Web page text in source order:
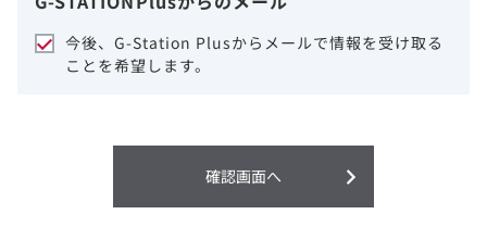
細心の注意を払い、正確かつ最新の情報を提
供するように努力をしておりますが、正確
性、確実性、妥当性、有用性、ご利用になら
利用することまたは利用できなかったことよ
り生じる損害については一切の責任を負いか
今後、G-Station Plusからメールで情報を受け取る
ことを希望します。
確認画面へ